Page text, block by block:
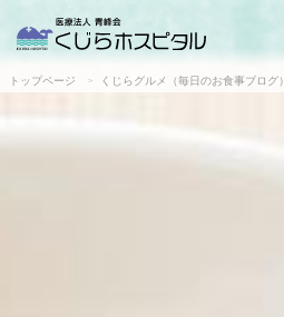
トップページ くじらグルメ（毎日のお食事ブログ）